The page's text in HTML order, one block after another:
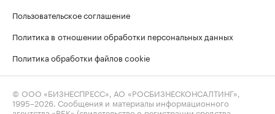
Пользовательское соглашение
Политика в отношении обработки персональных данных
Политика обработки файлов cookie
© ООО «БИЗНЕСПРЕСС», АО «РОСБИЗНЕСКОНСАЛТИНГ»,
1995–2026 . Сообщения и материалы информационного